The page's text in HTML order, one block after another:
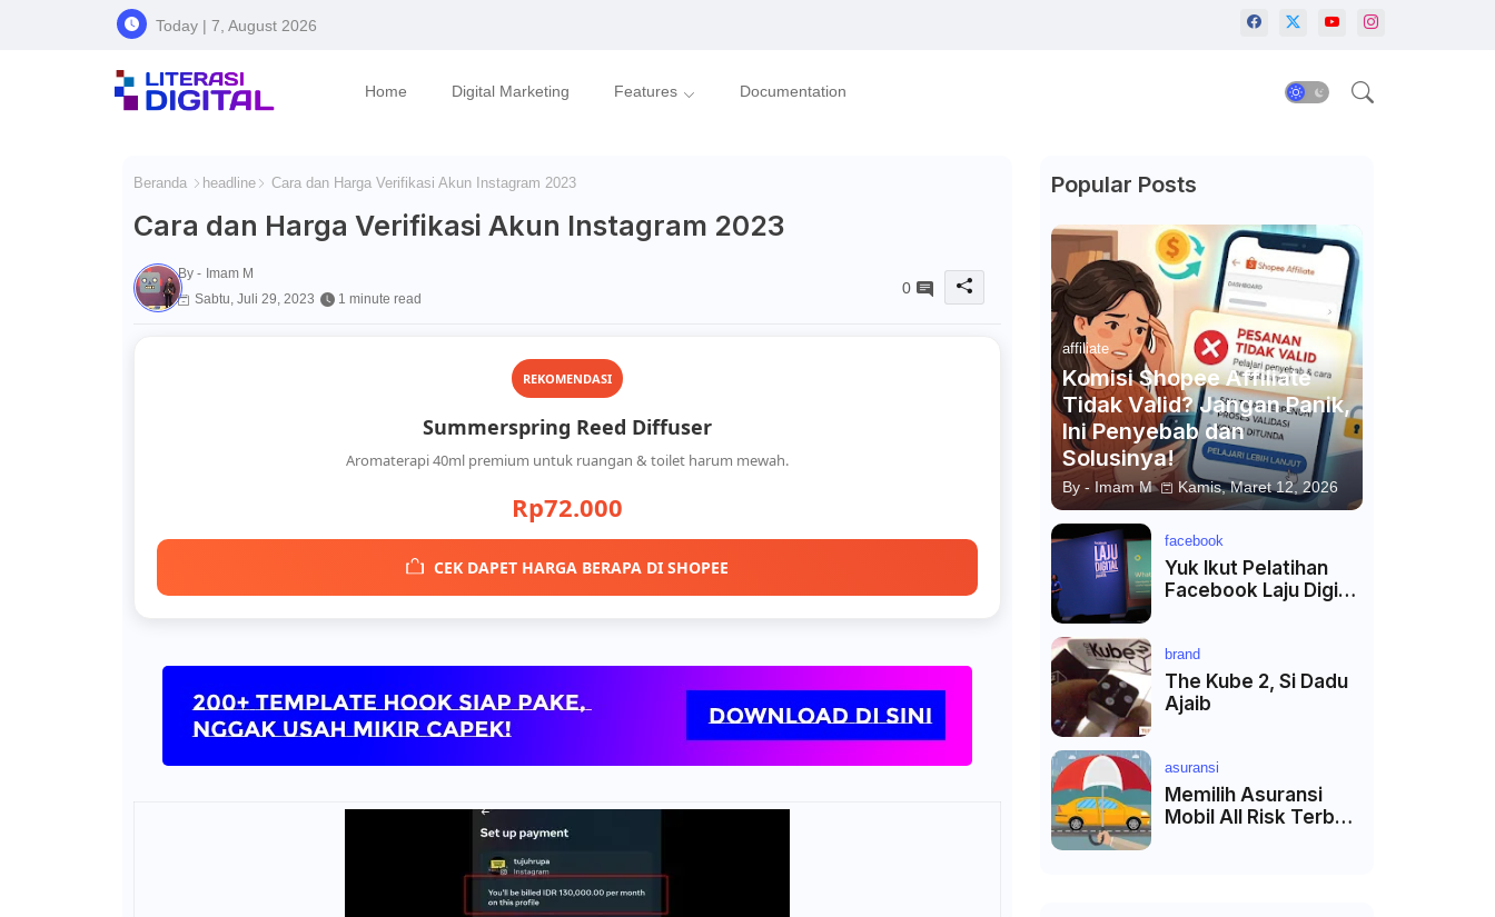
Today | 7, August 2026
Home Digital Marketing Features Documentation
Beranda headline Cara dan Harga Verifikasi Akun Instagram 2023
Cara dan Harga Verifikasi Akun Instagram 2023
By - Imam M
Sabtu, Juli 29, 2023
1 minute read
0
REKOMENDASI
Summerspring Reed Diffuser
Aromaterapi 40ml premium untuk ruangan & toilet harum mewah.
Rp72.000
CEK DAPET HARGA BERAPA DI SHOPEE
Popular Posts
affiliate
Komisi Shopee Affiliate
Tidak Valid? Jangan Panik,
Ini Penyebab dan
Solusinya!
By - Imam M Kamis, Maret 12, 2026
facebook
Yuk Ikut Pelatihan
Facebook Laju Digital
brand
The Kube 2, Si Dadu
Ajaib
asuransi
Memilih Asuransi
Mobil All Risk Terbaik